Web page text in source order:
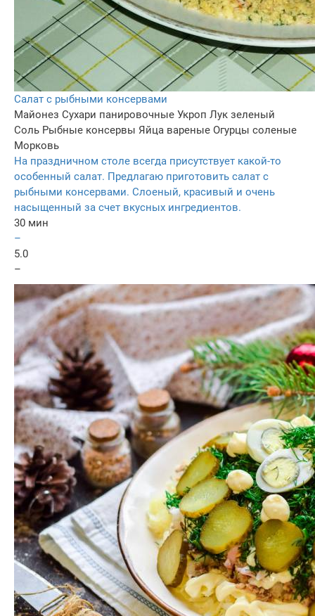
Салат с рыбными консервами
Майонез Сухари панировочные Укроп Лук зеленый
Соль Рыбные консервы Яйца вареные Огурцы соленые
Морковь
На праздничном столе всегда присутствует какой-то
особенный салат. Предлагаю приготовить салат с
рыбными консервами. Слоеный, красивый и очень
насыщенный за счет вкусных ингредиентов.
30 мин
–
5.0
–